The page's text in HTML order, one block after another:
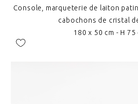
Console, marqueterie de laiton
cabochons de cristal
180 x 50 cm - H 75